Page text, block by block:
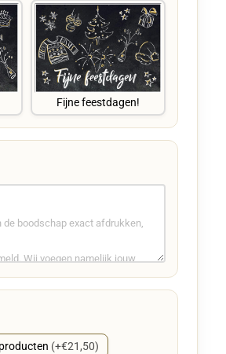
Fijne feestdagen!
(+€21,50)